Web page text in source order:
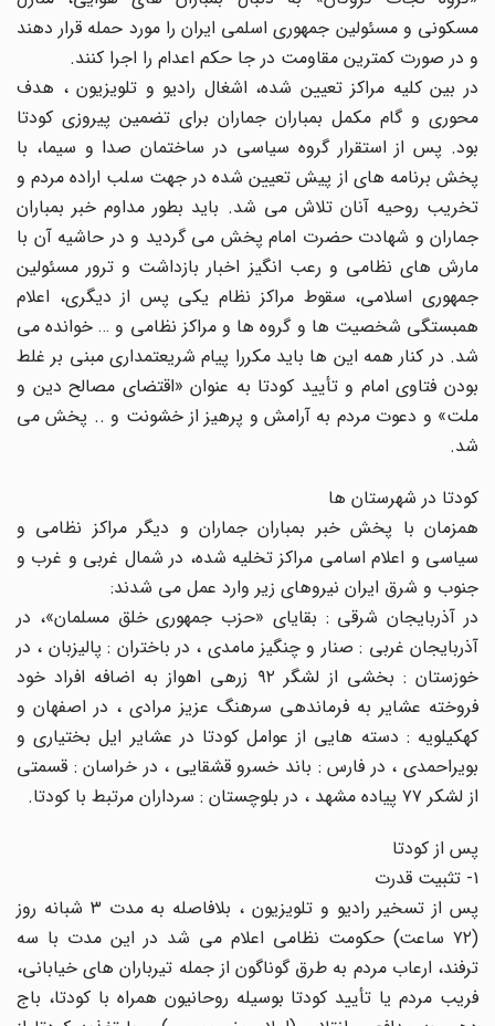
مسکونی و مسئولین جمهوری اسلمی ایران را مورد حمله قرار دهند
و در صورت کمترین مقاومت در جا حکم اعدام را اجرا کنند.
در بین کلیه مراکز تعیین شده، اشغال رادیو و تلویزیون ، هدف
محوری و گام مکمل بمباران جماران برای تضمین پیروزی کودتا
بود. پس از استقرار گروه سیاسی در ساختمان صدا و سیما، با
پخش برنامه های از پیش تعیین شده در جهت سلب اراده مردم و
تخریب روحیه آنان تلاش می شد. باید بطور مداوم خبر بمباران
جماران و شهادت حضرت امام پخش می گردید و در حاشیه آن با
مارش های نظامی و رعب انگیز اخبار بازداشت و ترور مسئولین
جمهوری اسلامی، سقوط مراکز نظام یکی پس از دیگری، اعلام
همبستگی شخصیت ها و گروه ها و مراکز نظامی و … خوانده می
شد. در کنار همه این ها باید مکررا پیام شریعتمداری مبنی بر غلط
بودن فتاوی امام و تأیید کودتا به عنوان «اقتضای مصالح دین و
ملت» و دعوت مردم به آرامش و پرهیز از خشونت و .. پخش می
شد.
کودتا در شهرستان ها
همزمان با پخش خبر بمباران جماران و دیگر مراکز نظامی و
سیاسی و اعلام اسامی مراکز تخلیه شده، در شمال غربی و غرب و
جنوب و شرق ایران نیروهای زیر وارد عمل می شدند:
در آذربایجان شرقی : بقایای «حزب جمهوری خلق مسلمان»، در
آذربایجان غربی : صنار و چنگیز مامدی ، در باختران : پالیزبان ، در
خوزستان : بخشی از لشگر ۹۲ زرهی اهواز به اضافه افراد خود
فروخته عشایر به فرماندهی سرهنگ عزیز مرادی ، در اصفهان و
کهکیلویه : دسته هایی از عوامل کودتا در عشایر ایل بختیاری و
بویراحمدی ، در فارس : باند خسرو قشقایی ، در خراسان : قسمتی
از لشکر ۷۷ پیاده مشهد ، در بلوچستان : سرداران مرتبط با کودتا.
پس از کودتا
پس از تسخیر رادیو و تلویزیون ، بلافاصله به مدت ۳ شبانه روز
(۷۲ ساعت) حکومت نظامی اعلام می شد در این مدت با سه
ترفند، ارعاب مردم به طرق گوناگون از جمله تیرباران های خیابانی،
فریب مردم یا تأیید کودتا بوسیله روحانیون همراه با کودتا، باج